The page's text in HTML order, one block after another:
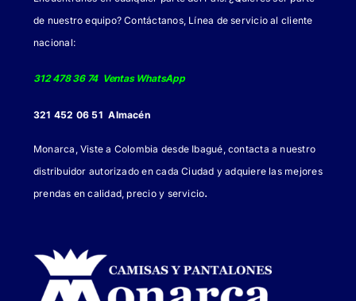
de nuestro equipo? Contáctanos, Línea de servicio al cliente
nacional:
312 478 36 74 Ventas WhatsApp
321 452 06 51 Almacén
Monarca, Viste a Colombia desde Ibagué, contacta a nuestro
distribuidor autorizado en cada Ciudad y adquiere las mejores
prendas en calidad, precio y servicio.